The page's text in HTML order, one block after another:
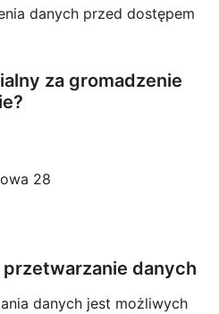
danych przed dostępem
za gromadzenie
28
danych
danych jest możliwych